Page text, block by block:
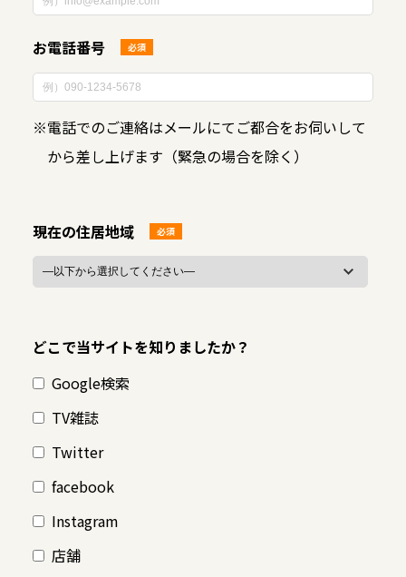
お電話番号 必須
※電話でのご連絡はメールにてご都合をお伺いして
から差し上げます（緊急の場合を除く）
現在の住居地域 必須
どこで当サイトを知りましたか？
Google検索
TV雑誌
Twitter
facebook
Instagram
店舗